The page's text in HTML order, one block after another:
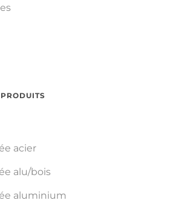
acier
alu/bois
aluminium